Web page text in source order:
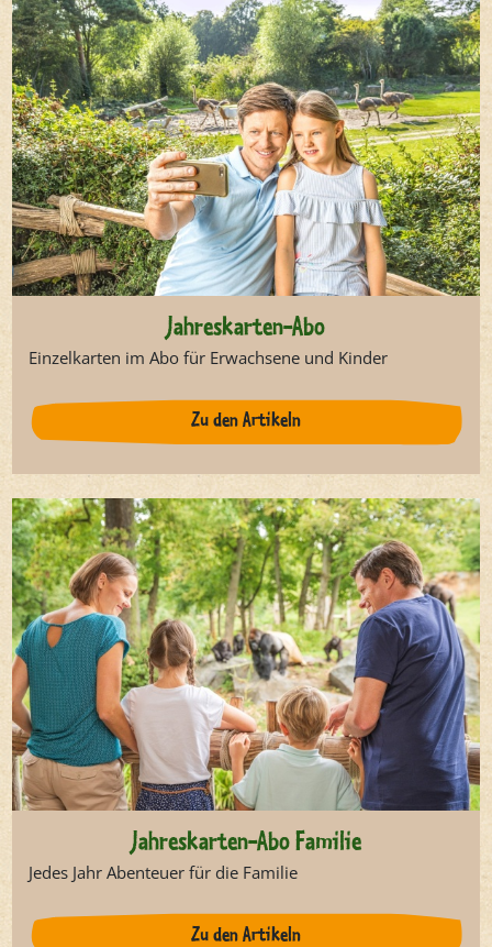
Jahreskarten-Abo
Einzelkarten im Abo für Erwachsene und Kinder
Zu den Artikeln
Jahreskarten-Abo Familie
Jedes Jahr Abenteuer für die Familie
Zu den Artikeln